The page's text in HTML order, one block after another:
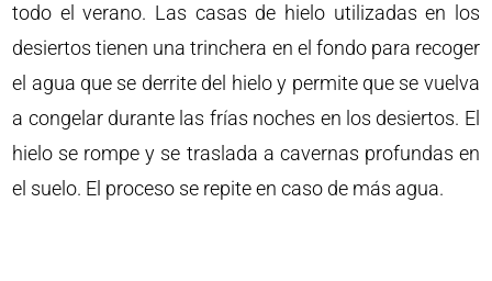
todo el verano. Las casas de hielo utilizadas en los
desiertos tienen una trinchera en el fondo para recoger
el agua que se derrite del hielo y permite que se vuelva
a congelar durante las frías noches en los desiertos. El
hielo se rompe y se traslada a cavernas profundas en
el suelo. El proceso se repite en caso de más agua.